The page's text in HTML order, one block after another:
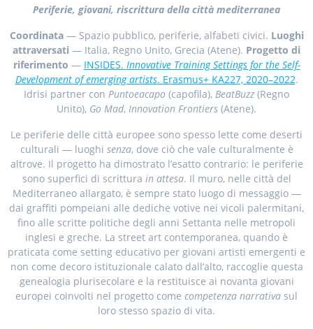
Periferie, giovani, riscrittura della città mediterranea
Coordinata— Spazio pubblico, periferie, alfabeti civici. Luoghi
attraversati — Italia, Regno Unito, Grecia (Atene). Progetto di
riferimento — INSIDES. Innovative Training Settings for the Self-
Development of emerging artists. Erasmus+ KA227, 2020–2022.
Idrisi partner con Puntoeacapo (capofila), BeatBuzz (Regno
Unito), Go Mad, Innovation Frontiers (Atene).
Le periferie delle città europee sono spesso lette come deserti
culturali — luoghi senza, dove ciò che vale culturalmente è
altrove. Il progetto ha dimostrato l’esatto contrario: le periferie
sono superfici di scrittura in attesa. Il muro, nelle città del
Mediterraneo allargato, è sempre stato luogo di messaggio —
dai graffiti pompeiani alle dediche votive nei vicoli palermitani,
fino alle scritte politiche degli anni Settanta nelle metropoli
inglesi e greche. La street art contemporanea, quando è
praticata come setting educativo per giovani artisti emergenti e
non come decoro istituzionale calato dall’alto, raccoglie questa
genealogia plurisecolare e la restituisce ai novanta giovani
europei coinvolti nel progetto come competenza narrativa sul
loro stesso spazio di vita.